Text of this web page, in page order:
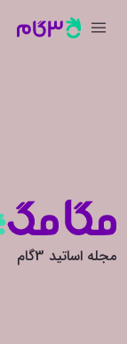
مجله اساتید 3گام